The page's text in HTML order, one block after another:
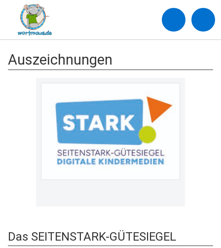
Auszeichnungen
Das SEITENSTARK-GÜTESIEGEL